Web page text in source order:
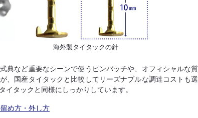
海外製タイタックの針
典など重要なシーンで使うピンバッチや、オフィシャルな
、国産タイタックと比較してリーズナブルな調達コストも
イタックと同様にしっかりしています。
め方・外し方